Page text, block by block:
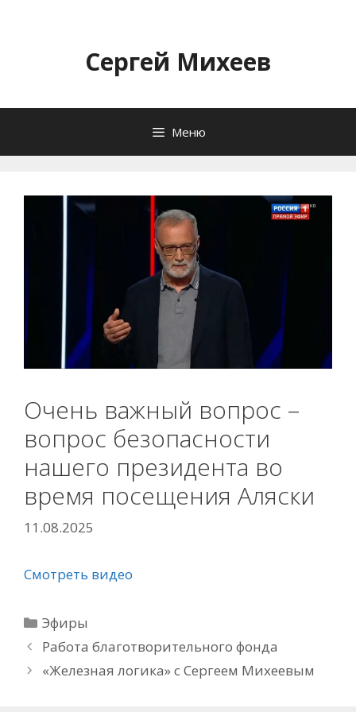
содержимомуСергей Михеев
Меню
Очень важный вопрос –
вопрос безопасности
нашего президента во
время посещения Аляски
11.08.2025
Смотреть видео
Рубрики
Эфиры
Работа благотворительного фонда
«Железная логика» с Сергеем Михеевым